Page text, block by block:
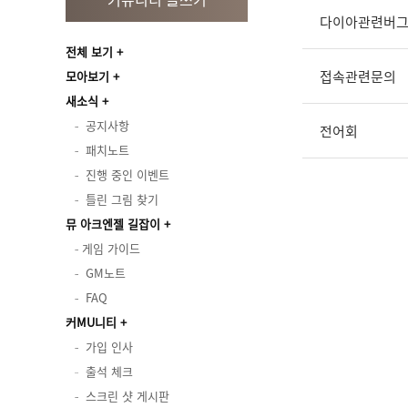
전체 보기
모아보기
새소식
공지사항
패치노트
진행 중인 이벤트
틀린 그림 찾기
뮤 아크엔젤 길잡이
게임 가이드
GM노트
FAQ
커MU니티
가입 인사
출석 체크
스크린 샷 게시판
다이아관련버
접속관련문의
전어회